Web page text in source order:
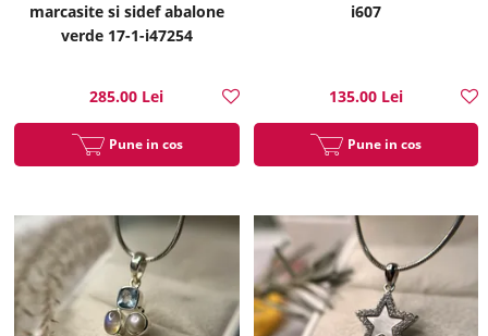
marcasite si sidef abalone
verde 17-1-i47254
285.00 Lei
Pune in cos
i607
135.00 Lei
Pune in cos